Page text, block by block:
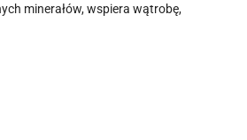
minerałów, wspiera wątrobę,